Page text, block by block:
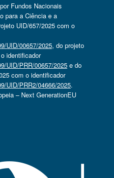
Fundos Nacionais
para a Ciência e a
UID/657/2025 com o
UID/00657/2025, do projeto
identificador
UID/PRR/00657/2025e do
com o identificador
UID/PRR2/04666/2025.
– Next GenerationEU